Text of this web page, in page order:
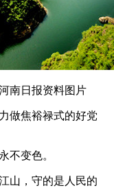
南日报资料图片
焦裕禄式的好党
变色。
，守的是人民的